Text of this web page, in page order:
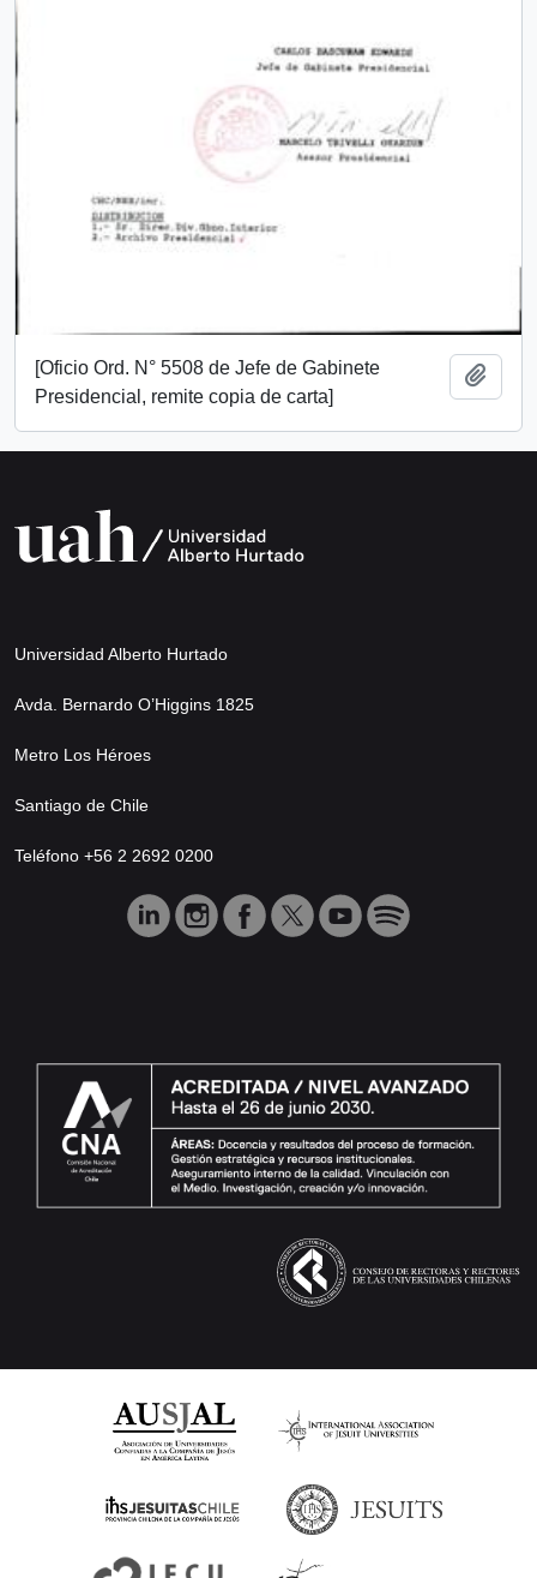
[Oficio Ord. N° 5508 de Jefe de Gabinete
Presidencial, remite copia de carta]
Universidad Alberto Hurtado
Avda. Bernardo O’Higgins 1825
Metro Los Héroes
Santiago de Chile
Teléfono +56 2 2692 0200